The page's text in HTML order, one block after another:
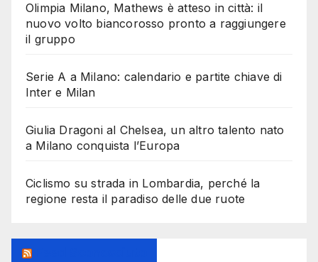
Olimpia Milano, Mathews è atteso in città: il
nuovo volto biancorosso pronto a raggiungere
il gruppo
Serie A a Milano: calendario e partite chiave di
Inter e Milan
Giulia Dragoni al Chelsea, un altro talento nato
a Milano conquista l’Europa
Ciclismo su strada in Lombardia, perché la
regione resta il paradiso delle due ruote